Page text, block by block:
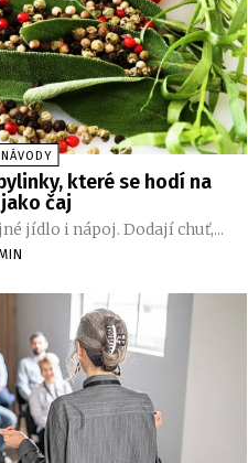
které se hodí na
čaj
jídlo i nápoj. Dodají chuť,...